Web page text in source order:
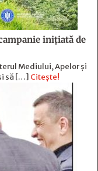
inițiată de
Mediului, Apelor și
să […] Citește!